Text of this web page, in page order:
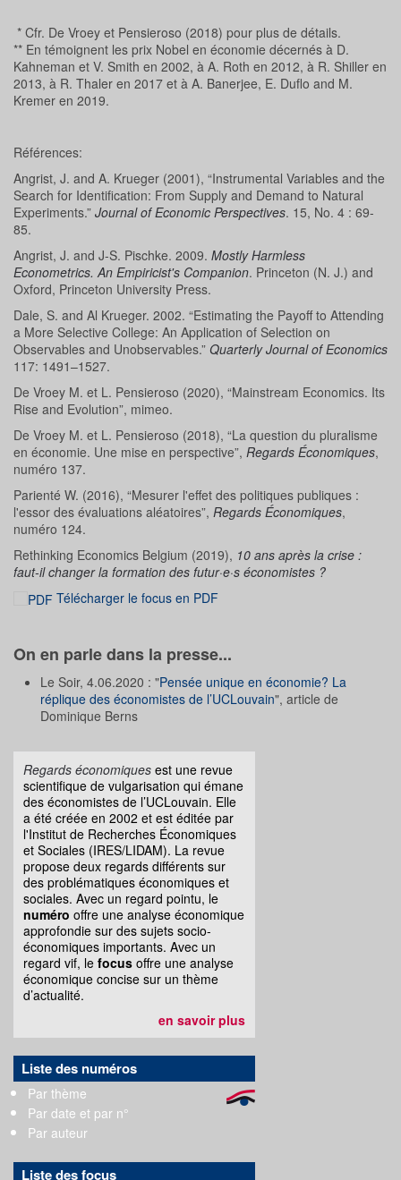
* Cfr. De Vroey et Pensieroso (2018) pour plus de détails.
** En témoignent les prix Nobel en économie décernés à D.
Kahneman et V. Smith en 2002, à A. Roth en 2012, à R. Shiller en
2013, à R. Thaler en 2017 et à A. Banerjee, E. Duflo and M.
Kremer en 2019.
Références:
Angrist, J. and A. Krueger (2001), “Instrumental Variables and the
Search for Identification: From Supply and Demand to Natural
Experiments.” Journal of Economic Perspectives. 15, No. 4 : 69-
85.
Angrist, J. and J-S. Pischke. 2009. Mostly Harmless
Econometrics. An Empiricist's Companion. Princeton (N. J.) and
Oxford, Princeton University Press.
Dale, S. and Al Krueger. 2002. “Estimating the Payoff to Attending
a More Selective College: An Application of Selection on
Observables and Unobservables.” Quarterly Journal of Economics
117: 1491–1527.
De Vroey M. et L. Pensieroso (2020), “Mainstream Economics. Its
Rise and Evolution”, mimeo.
De Vroey M. et L. Pensieroso (2018), “La question du pluralisme
en économie. Une mise en perspective”, Regards Économiques,
numéro 137.
Parienté W. (2016), “Mesurer l'effet des politiques publiques :
l'essor des évaluations aléatoires”, Regards Économiques,
numéro 124.
Rethinking Economics Belgium (2019), 10 ans après la crise :
faut-il changer la formation des futur·e·s économistes ?
Télécharger le focus en PDF
On en parle dans la presse...
Le Soir, 4.06.2020 : "Pensée unique en économie? La
réplique des économistes de l’UCLouvain", article de
Dominique Berns
Regards économiques est une revue
scientifique de vulgarisation qui émane
des économistes de l’UCLouvain. Elle
a été créée en 2002 et est éditée par
l'Institut de Recherches Économiques
et Sociales (IRES/LIDAM). La revue
propose deux regards différents sur
des problématiques économiques et
sociales. Avec un regard pointu, le
numéro offre une analyse économique
approfondie sur des sujets socio-
économiques importants. Avec un
regard vif, le focus offre une analyse
économique concise sur un thème
d’actualité.
en savoir plus
Liste des numéros
Par thème
Par date et par n°
Par auteur
Liste des focus